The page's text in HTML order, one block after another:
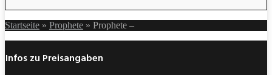
Startseite » Prophete » Prophete –
Infos zu Preisangaben